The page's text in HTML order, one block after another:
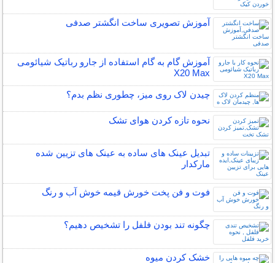
آموزش تصویری ساخت انگشتر صدفی
آموزش گام به گام استفاده از جارو رباتیک شیائومی
X20 Max
چیدن لاک روی میز، چطوری نظم بدم؟
نحوه تازه کردن هوای تشک
تبدیل عینک های ساده به عینک های تزیین شده
مارکدار
فوت و فن پخت خورش قیمه خوش آب و رنگ
چگونه تند بودن فلفل را تشخیص دهیم؟
خشک کردن میوه